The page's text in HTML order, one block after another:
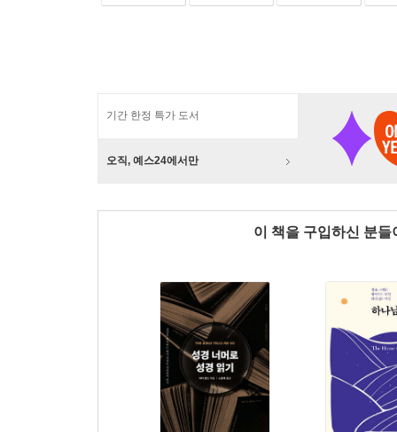
기간 한정 특가 도서
오직, 예스24에서만
이 책을 구입하신 분